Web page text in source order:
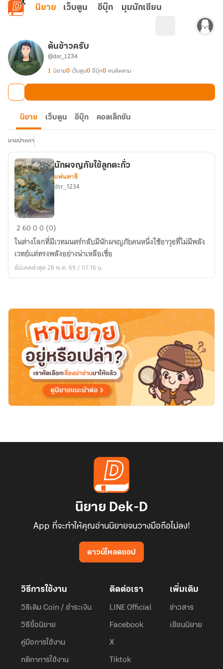
ข้ามไปยังเนื้อหาหลัก
นิยาย เว็บตูน อีบุ๊ก มุมนักเขียน
ต้นข้าวครับ
@dsr_1234
1 นิยาย0 เว็บตูน0 อีบุ๊ก0 คนติดตาม
นิยาย เว็บตูน อีบุ๊ก คอลเล็กชัน
นามปากกา
นัก
ผจญ
ภัย
ใช้
ลูก
นักผจญภัยใช้ลูกตะกั่ว
แฟนตาซี
dsr_1234
26000 (0)
ในต่างโลกที่มีเวทมนตร์กลับมีนักผจญภัยคนหนึ่งใช้อาวุธที่ไม่มีพลัง
เวทย์แต่ทรงพลังอย่างน่าเหลือเชื่อ
อัปเดตล่าสุด 28 พ.ค. 69 / 07:16 น.
นิยาย Dek-D
App ที่จะทำให้คุณอ่านนิยายจนวางมือถือไม่ลง!
ดาวน์โหลดแอป
วิธีการใช้งาน
วิธีเติม Coin / ชำระเงิน
วิธีซื้อนิยาย
คู่มือการใช้งาน
กติกาการใช้งาน
ติดต่อเรา
LINE Official
Facebook
X
Tiktok
เพิ่มเติม
ข่าวสาร
เขียนนิยาย